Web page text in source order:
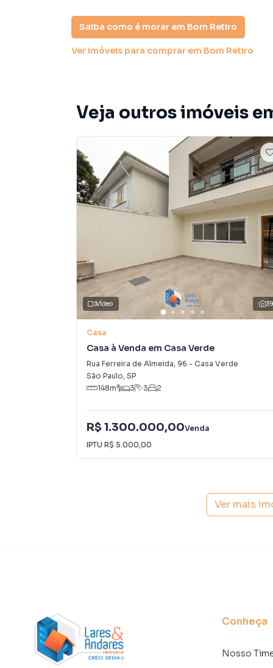
sobrados, terrenos, lojas e barracões para
construção ou lançamentos na planta em
encontra milhares de ofertas para encontrar o
com a praticidade de fazer tudo online,
soluções inovadoras para simplificar a
mercado imobiliário.
Anuncie seu imóvel! É fácil, rápido e gratuito!
imóveis em diversas cidades do Brasil,
Na Lares e Andares Imóveis você consegue
imobiliárias tradicionais. Já vendemos e
Bom Retiro. Isso porque temos uma equipe
específicas para São Paulo, o que aumenta
consequência uma maior chance de vender
um time de programadores, corretores
atender proprietários e inquilinos.
Saiba como é morar em Bom Retiro
Ver imóveis para comprar em Bom Retiro
Veja outros imóveis
39
Vídeo
Casa
Casa à Venda em Casa Verde
Rua Ferreira de Almeida, 96 - Casa Verde
São Paulo, SP
148m² 3 3 2
R$ 1.300.000,00Venda
IPTU R$ 5.000,00
Ver mais
Conheça
Nosso